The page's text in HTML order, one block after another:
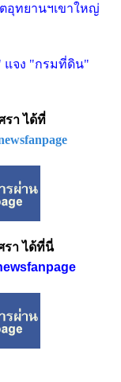
อุทยานฯเขาใหญ่
แจง "กรมที่ดิน"
รา ได้ที่
รา ได้ที่นี่